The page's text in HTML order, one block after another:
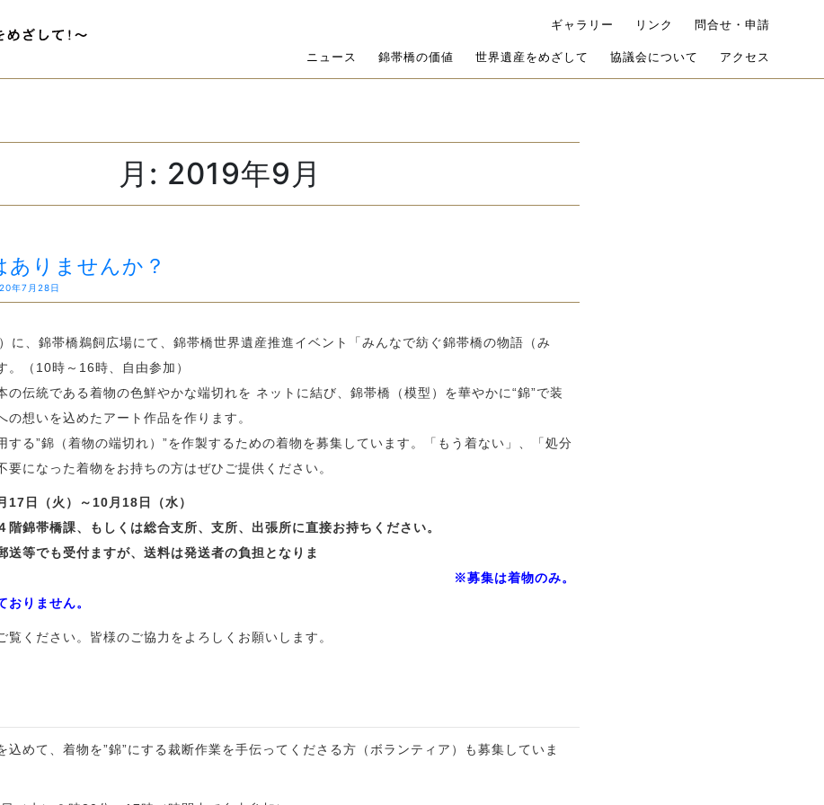
ギャラリー リンク 問合せ・申請
ニュース 錦帯橋の価値 世界遺産をめざして 協議会について アクセス
月: 2019年9月
ありませんか？
年7月28日
に、錦帯橋鵜飼広場にて、錦帯橋世界遺産推進イベント「みんなで紡ぐ錦帯橋の物語（み
。（10時～16時、自由参加）
の伝統である着物の色鮮やかな端切れを ネットに結び、錦帯橋（模型）を華やかに“錦”で装
の想いを込めたアート作品を作ります。
する”錦（着物の端切れ）”を作製するための着物を募集しています。「もう着ない」、「処分
要になった着物をお持ちの方はぜひご提供ください。
17日（火）～10月18日（水）
階錦帯橋課、もしくは総合支所、支所、出張所に直接お持ちください。
も受付ますが、送料は発送者の負担となりま
※募集は着物のみ。
おりません。
覧ください。皆様のご協力をよろしくお願いします。
込めて、着物を”錦”にする裁断作業を手伝ってくださる方（ボランティア）も募集していま